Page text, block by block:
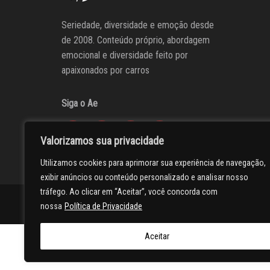
Valorizamos sua privacidade
Utilizamos cookies para aprimorar sua experiência de navegação,
exibir anúncios ou conteúdo personalizado e analisar nosso
tráfego. Ao clicar em “Aceitar”, você concorda com
nossa Política de Privacidade
Aceitar
Seriedade, diversidade e emoção desde
de 2008. Conteúdo próprio, abordagem
emocional e diversidade feito por
apaixonados por carros
Siga o Ae
AUTOentusiastas Editores